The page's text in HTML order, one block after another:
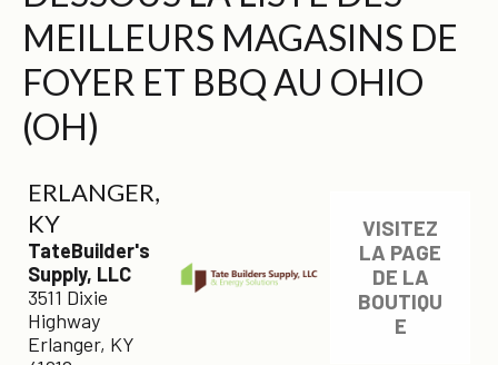
MEILLEURS MAGASINS DE
FOYER ET BBQ AU OHIO
(OH)
ERLANGER,
KY
TateBuilder's
Supply, LLC
3511 Dixie
Highway
Erlanger, KY
VISITEZ
LA PAGE
DE LA
BOUTIQU
E